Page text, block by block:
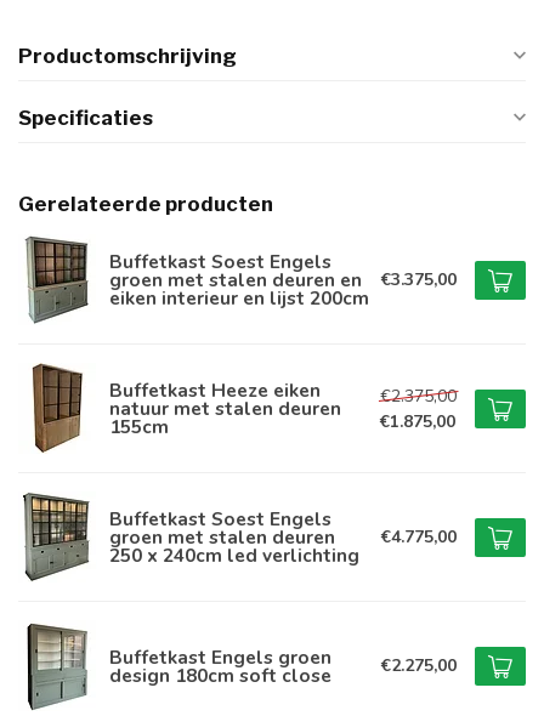
Productomschrijving
Specificaties
Gerelateerde producten
Buffetkast Soest Engels
groen met stalen deuren en
eiken interieur en lijst 200cm
€3.375,00
Buffetkast Heeze eiken
natuur met stalen deuren
155cm
€2.375,00
€1.875,00
Buffetkast Soest Engels
groen met stalen deuren
250 x 240cm led verlichting
€4.775,00
Buffetkast Engels groen
design 180cm soft close €2.275,00